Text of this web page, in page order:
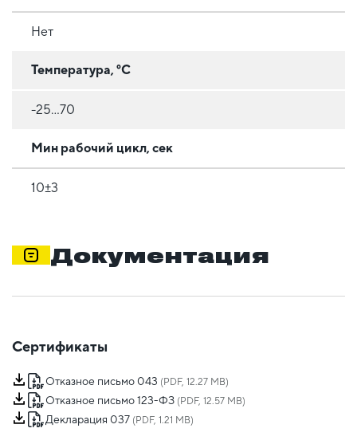
Нет
Температура, °C
-25...70
Мин рабочий цикл, сек
10±3
Документация
Сертификаты
Отказное письмо 043 (PDF, 12.27 MB)
Отказное письмо 123-ФЗ (PDF, 12.57 MB)
Декларация 037 (PDF, 1.21 MB)